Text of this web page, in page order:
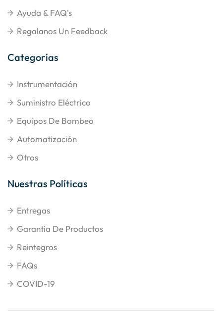
Ayuda & FAQ's
Regalanos Un Feedback
Categorías
Instrumentación
Suministro Eléctrico
Equipos De Bombeo
Automatización
Otros
Nuestras Políticas
Entregas
Garantía De Productos
Reintegros
FAQs
COVID-19